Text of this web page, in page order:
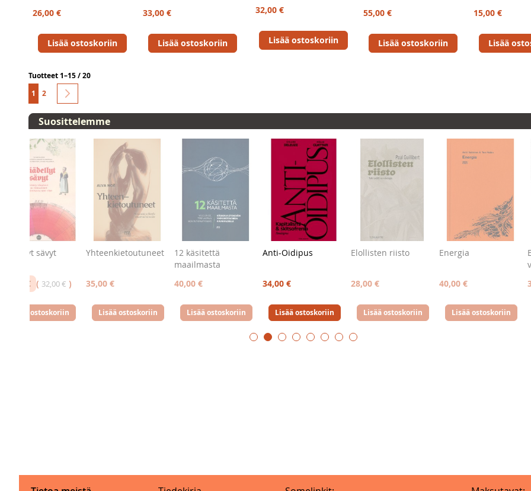
26,00 €
Lisää ostoskoriin
33,00 €
Lisää ostoskoriin
32,00 €
Lisää ostoskoriin
55,00 €
Lisää ostoskoriin
15,00 €
Lisää
Tuotteet 1–15 / 20
S
i
v
u
You're currently reading page
1 Sivu
2
Suosittelemme
sävyt
24,00 € 32,00 €
Lisää ostoskoriin
Yhteenkietoutuneet
35,00 €
Lisää ostoskoriin
12 käsitettä
maailmasta
40,00 €
Lisää ostoskoriin
Anti-Oidipus
34,00 €
Lisää ostoskoriin
Elollisten riisto
28,00 €
Lisää ostoskoriin
Energia
40,00 €
Lisää ostoskoriin